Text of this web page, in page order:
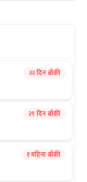
२२ दिन बाँकी
२९ दिन बाँकी
१ महिना बाँकी